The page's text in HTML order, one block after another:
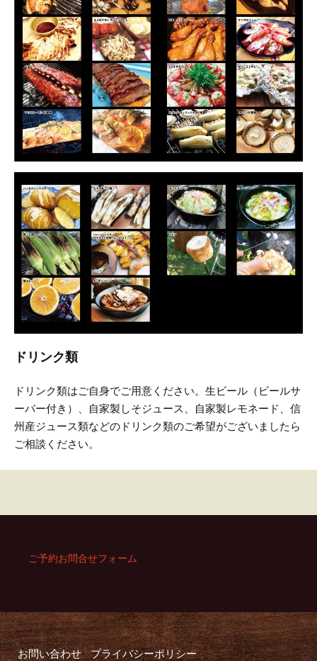
ドリンク類
ドリンク類はご自身でご用意ください。 生ビール（ビールサ
ーバー付き）、自家製しそジュース、自家製レモネード、信
州産ジュース類などのドリンク類のご希望がございましたら
ご相談ください。
ご予約お問合せフォーム
お問い合わせ プライバシーポリシー